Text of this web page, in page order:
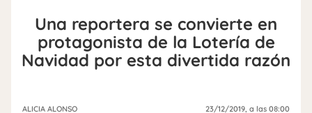
Una reportera se convierte en
protagonista de la Lotería de
Navidad por esta divertida razón
ALICIA ALONSO 23/12/2019, a las 08:00